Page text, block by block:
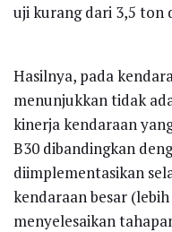
uji kurang dari 3,5 ton
Hasilnya, pada
menunjukkan tidak
kinerja kendaraan
B30 dibandingkan
diimplementasikan
kendaraan besar
menyelesaikan